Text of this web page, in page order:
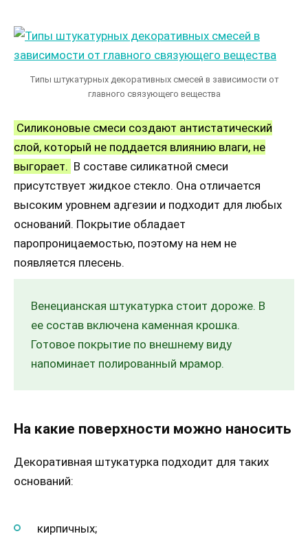
Типы штукатурных декоративных смесей в зависимости от
главного связующего вещества
Силиконовые смеси создают антистатический
слой, который не поддается влиянию влаги, не
выгорает. В составе силикатной смеси
присутствует жидкое стекло. Она отличается
высоким уровнем адгезии и подходит для любых
оснований. Покрытие обладает
паропроницаемостью, поэтому на нем не
появляется плесень.
Венецианская штукатурка стоит дороже. В
ее состав включена каменная крошка.
Готовое покрытие по внешнему виду
напоминает полированный мрамор.
На какие поверхности можно наносить
Декоративная штукатурка подходит для таких
оснований:
кирпичных;